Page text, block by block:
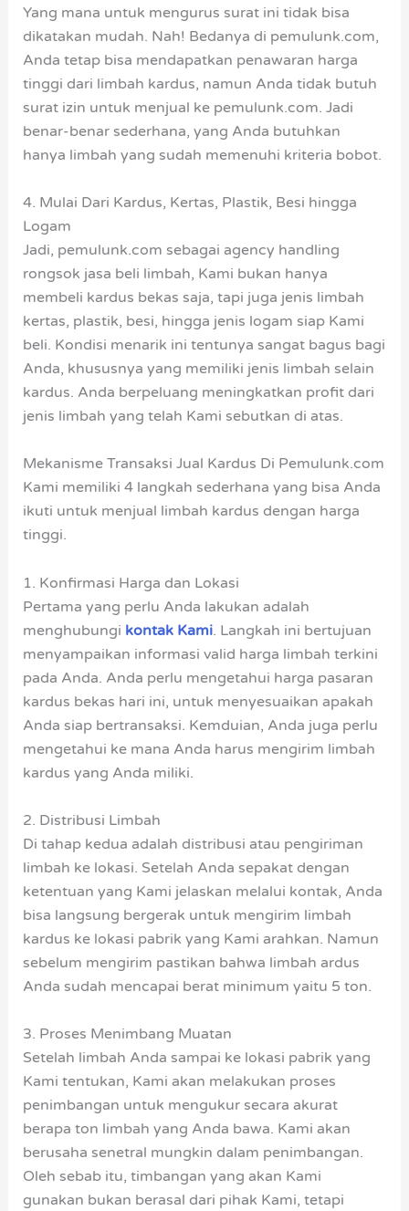
Yang mana untuk mengurus surat ini tidak bisa
dikatakan mudah. Nah! Bedanya di pemulunk.com,
Anda tetap bisa mendapatkan penawaran harga
tinggi dari limbah kardus, namun Anda tidak butuh
surat izin untuk menjual ke pemulunk.com. Jadi
benar-benar sederhana, yang Anda butuhkan
hanya limbah yang sudah memenuhi kriteria bobot.
4. Mulai Dari Kardus, Kertas, Plastik, Besi hingga
Logam
Jadi, pemulunk.com sebagai agency handling
rongsok jasa beli limbah, Kami bukan hanya
membeli kardus bekas saja, tapi juga jenis limbah
kertas, plastik, besi, hingga jenis logam siap Kami
beli. Kondisi menarik ini tentunya sangat bagus bagi
Anda, khususnya yang memiliki jenis limbah selain
kardus. Anda berpeluang meningkatkan profit dari
jenis limbah yang telah Kami sebutkan di atas.
Mekanisme Transaksi Jual Kardus Di Pemulunk.com
Kami memiliki 4 langkah sederhana yang bisa Anda
ikuti untuk menjual limbah kardus dengan harga
tinggi.
1. Konfirmasi Harga dan Lokasi
Pertama yang perlu Anda lakukan adalah
menghubungi kontak Kami. Langkah ini bertujuan
menyampaikan informasi valid harga limbah terkini
pada Anda. Anda perlu mengetahui harga pasaran
kardus bekas hari ini, untuk menyesuaikan apakah
Anda siap bertransaksi. Kemduian, Anda juga perlu
mengetahui ke mana Anda harus mengirim limbah
kardus yang Anda miliki.
2. Distribusi Limbah
Di tahap kedua adalah distribusi atau pengiriman
limbah ke lokasi. Setelah Anda sepakat dengan
ketentuan yang Kami jelaskan melalui kontak, Anda
bisa langsung bergerak untuk mengirim limbah
kardus ke lokasi pabrik yang Kami arahkan. Namun
sebelum mengirim pastikan bahwa limbah ardus
Anda sudah mencapai berat minimum yaitu 5 ton.
3. Proses Menimbang Muatan
Setelah limbah Anda sampai ke lokasi pabrik yang
Kami tentukan, Kami akan melakukan proses
penimbangan untuk mengukur secara akurat
berapa ton limbah yang Anda bawa. Kami akan
berusaha senetral mungkin dalam penimbangan.
Oleh sebab itu, timbangan yang akan Kami
gunakan bukan berasal dari pihak Kami, tetapi